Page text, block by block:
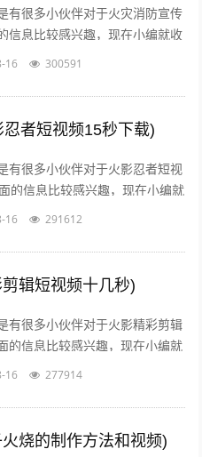
有很多小伙伴对于火灾消防宣传
信息比较感兴趣，现在小编就收
消防火灾宣传内容相关的信息来
16 300591
者短视频15秒下载)
有很多小伙伴对于火影忍者短视
的信息比较感兴趣，现在小编就
与火影忍者短视频15秒下载相关
16 291612
辑短视频十几秒)
有很多小伙伴对于火影精彩剪辑
的信息比较感兴趣，现在小编就
与火影剪辑短视频十几秒相关的
16 277914
烧的制作方法和视频)